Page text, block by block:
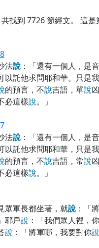
共找到 7726節經文。 這是
法說 ：「還有一個人，是
以託他求問耶和華。只是
的預言，不說吉語，單說
必這樣說。」
法說 ：「還有一個人，是
以託他求問耶和華，只是
的預言，不說吉語，常說
必這樣說。」
眾軍長都坐著，就說 ：「
耶戶說 ：「我們眾人裡，
說 ：「將軍哪，我要對你說